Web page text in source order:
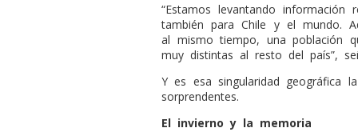
“Estamos levantando
también para Chile y el mundo.
al mismo tiempo, una población
muy distintas al resto del país”,
Y es esa singularidad geográfica
sorprendentes.
El invierno y la memoria